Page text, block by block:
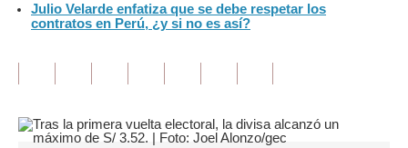
Opinión
Pregunta de hoy
Blogs
Julio Velarde enfatiza que se debe respetar los
contratos en Perú, ¿y si no es así?